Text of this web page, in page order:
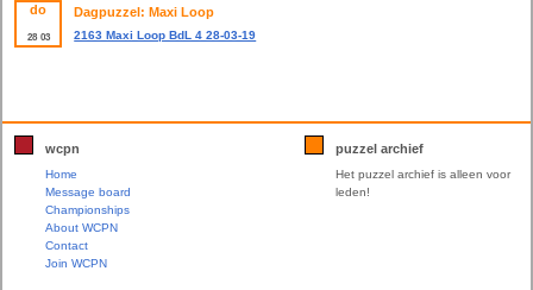
do
28 03
Dagpuzzel: Maxi Loop
2163 Maxi Loop BdL 4 28-03-19
wcpn
Home
Message board
Championships
About WCPN
Contact
Join WCPN
puzzel archief
Het puzzel archief is alleen voor
leden!